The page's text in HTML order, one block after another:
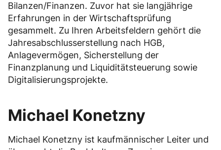
Bilanzen/Finanzen. Zuvor hat sie langjährige
Erfahrungen in der Wirtschaftsprüfung
gesammelt. Zu Ihren Arbeitsfeldern gehört die
Jahresabschlusserstellung nach HGB,
Anlagevermögen, Sicherstellung der
Finanzplanung und Liquiditätsteuerung sowie
Digitalisierungsprojekte.
Michael Konetzny
Michael Konetzny ist kaufmännischer Leiter und